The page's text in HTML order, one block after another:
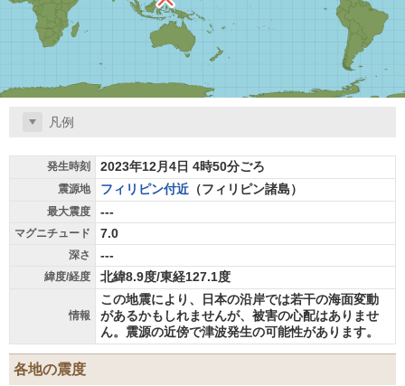
凡例
発生時刻 2023年12月4日 4時50分ごろ
震源地 フィリピン付近 （フィリピン諸島）
最大震度 ---
マグニチュード 7.0
深さ ---
緯度/経度 北緯8.9度/東経127.1度
情報
この地震により、日本の沿岸では若干の海面変動
があるかもしれませんが、被害の心配はありませ
ん。震源の近傍で津波発生の可能性があります。
各地の震度